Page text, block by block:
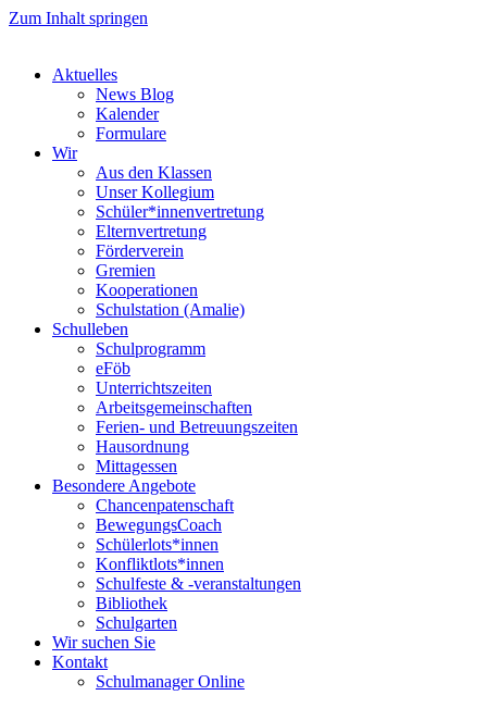
Zum Inhalt springen
Aktuelles
News Blog
Kalender
Formulare
Wir
Aus den Klassen
Unser Kollegium
Schüler*innenvertretung
Elternvertretung
Förderverein
Gremien
Kooperationen
Schulstation (Amalie)
Schulleben
Schulprogramm
eFöb
Unterrichtszeiten
Arbeitsgemeinschaften
Ferien- und Betreuungszeiten
Hausordnung
Mittagessen
Besondere Angebote
Chancenpatenschaft
BewegungsCoach
Schülerlots*innen
Konfliktlots*innen
Schulfeste & -veranstaltungen
Bibliothek
Schulgarten
Wir suchen Sie
Kontakt
Schulmanager Online